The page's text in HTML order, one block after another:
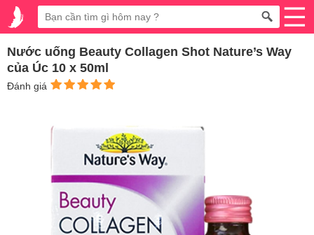
Nước uống Beauty Collagen Shot Nature’s Way
của Úc 10 x 50ml
Đánh giá